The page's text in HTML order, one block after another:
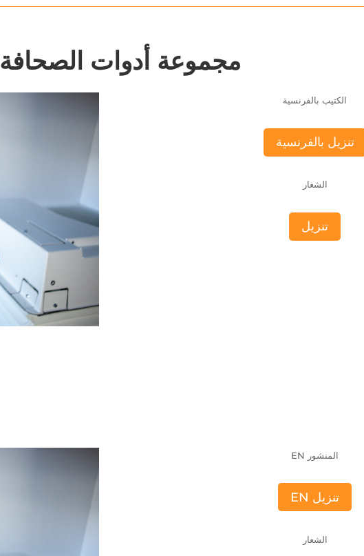
مجموعة أدوات الصحافة
الكتيب بالفرنسية
تنزيل بالفرنسية
الشعار
تنزيل
المنشور EN
تنزيل EN
الشعار